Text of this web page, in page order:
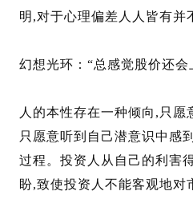
明,对于心理偏差人人皆有
幻想光环：“总感觉股价还会
人的本性存在一种倾向,只
只愿意听到自己潜意识中感
过程。投资人从自己的利害
盼,致使投资人不能客观地对